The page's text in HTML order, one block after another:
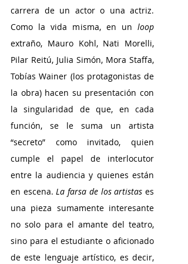
carrera de un actor o una actriz.
Como la vida misma, en un loop
extraño, Mauro Kohl, Nati Morelli,
Pilar Reitú, Julia Simón, Mora Staffa,
Tobías Wainer (los protagonistas de
la obra) hacen su presentación con
la singularidad de que, en cada
función, se le suma un artista
“secreto” como invitado, quien
cumple el papel de interlocutor
entre la audiencia y quienes están
en escena. La farsa de los artistas es
una pieza sumamente interesante
no solo para el amante del teatro,
sino para el estudiante o aficionado
de este lenguaje artístico, es decir,